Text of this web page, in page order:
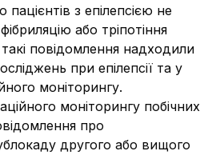
з епілепсією не
або тріпотіння
повідомлення надходили
при епілепсії та у
моніторингу.
моніторингу побічних
про
другого або вищого